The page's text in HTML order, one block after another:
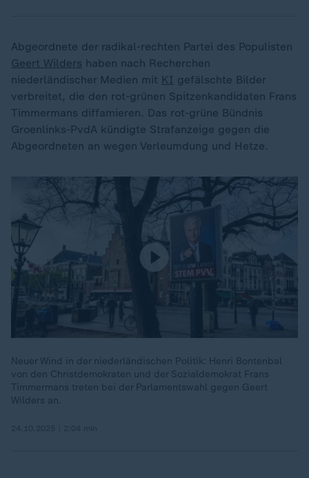
Abgeordnete der radikal-rechten Partei des Populisten
Geert Wilders haben nach Recherchen
niederländischer Medien mit KI gefälschte Bilder
verbreitet, die den rot-grünen Spitzenkandidaten Frans
Timmermans diffamieren. Das rot-grüne Bündnis
Groenlinks-PvdA kündigte Strafanzeige gegen die
Abgeordneten an wegen Verleumdung und Hetze.
Neuer Wind in der niederländischen Politik: Henri Bontenbal
von den Christdemokraten und der Sozialdemokrat Frans
Timmermans treten bei der Parlamentswahl gegen Geert
Wilders an.